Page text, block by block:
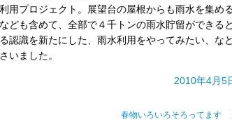
用プロジェクト。展望台の屋根からも雨水を集め
ども含めて、全部で４千トンの雨水貯留ができると
認識を新たにした、雨水利用をやってみたい、な
いました。
2010年4月5
春物いろいろそろってます